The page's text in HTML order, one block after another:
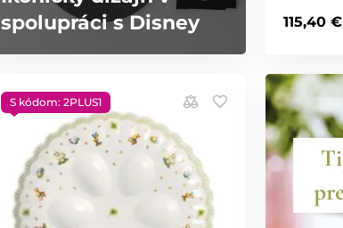
spolupráci s Disney
115,40 €
S kódom: 2PLUS1